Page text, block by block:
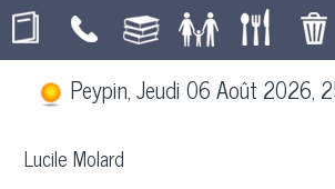
Peypin, Jeudi 06 Août 2026,
Lucile Molard